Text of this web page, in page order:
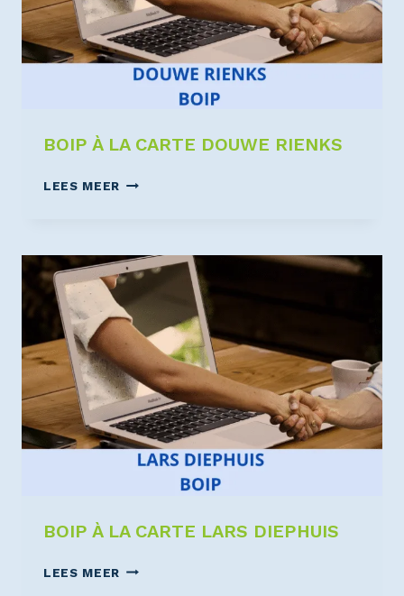
BOIP À LA CARTE DOUWE RIENKS
LEES MEER
BOIP À LA CARTE LARS DIEPHUIS
LEES MEER